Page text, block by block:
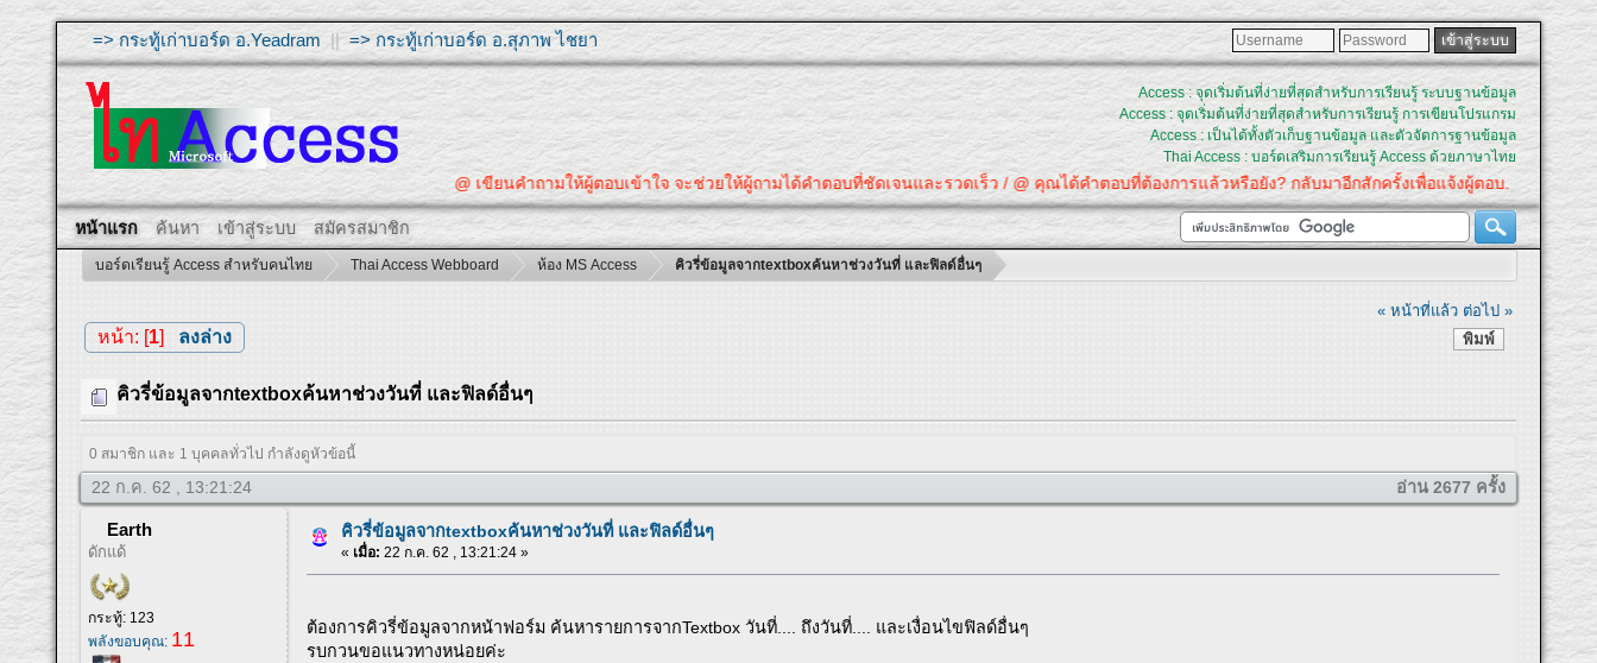
=> กระทู้เก่าบอร์ด อ.Yeadram ||=> กระทู้เก่าบอร์ด อ.สุภาพ ไชยา
Access : จุดเริ่มต้นที่ง่ายที่สุดสำหรับการเรียนรู้ ระบบฐานข้อมูล
Access : จุดเริ่มต้นที่ง่ายที่สุดสำหรับการเรียนรู้ การเขียนโปรแกรม
Access : เป็นได้ทั้งตัวเก็บฐานข้อมูล และตัวจัดการฐานข้อมูล
Thai Access : บอร์ดเสริมการเรียนรู้ Access ด้วยภาษาไทย
@ เขียนคำถามให้ผู้ตอบเข้าใจ จะช่วยให้ผู้ถามได้คำตอบที่ชัดเจนและรวดเร็ว / @ คุณได้คำตอบที่ต้องการแล้วหรือยัง? กลับมาอีกสักครั้งเพื่อแจ้งผู้ตอบ.
หน้าแรก ค้นหา เข้าสู่ระบบ สมัครสมาชิก
บอร์ดเรียนรู้ Access สำหรับคนไทย Thai Access Webboard ห้อง MS Access คิวรี่ข้อมูลจากtextboxค้นหาช่วงวันที่ และฟิลด์อื่นๆ
« หน้าที่แล้ว ต่อไป »
พิมพ์
หน้า: [1] ลงล่าง
คิวรี่ข้อมูลจากtextboxค้นหาช่วงวันที่ และฟิลด์อื่นๆ
0 สมาชิก และ 1 บุคคลทั่วไป กำลังดูหัวข้อนี้
22 ก.ค. 62 , 13:21:24 อ่าน 2677 ครั้ง
Earth
ดักแด้
กระทู้: 123
พลังขอบคุณ: 11
คิวรี่ข้อมูลจากtextboxค้นหาช่วงวันที่ และฟิลด์อื่นๆ
« เมื่อ: 22 ก.ค. 62 , 13:21:24 »
ต้องการคิวรี่ข้อมูลจากหน้าฟอร์ม ค้นหารายการจากTextbox วันที่.... ถึงวันที่.... และเงื่อนไขฟิลด์อื่นๆ
รบกวนขอแนวทางหน่อยค่ะ